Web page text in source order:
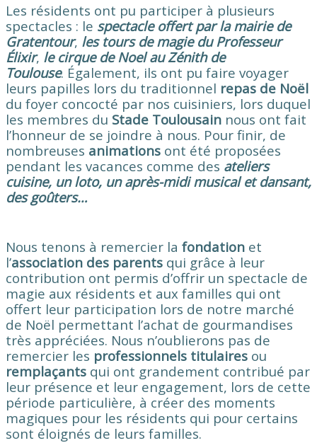
Les résidents ont pu participer à plusieurs
spectacles : le spectacle offert par la mairie de
Gratentour, les tours de magie du Professeur
Élixir, le cirque de Noel au Zénith de
Toulouse. Également, ils ont pu faire voyager
leurs papilles lors du traditionnel repas de Noël
du foyer concocté par nos cuisiniers, lors duquel
les membres du Stade Toulousain nous ont fait
l’honneur de se joindre à nous. Pour finir, de
nombreuses animations ont été proposées
pendant les vacances comme des ateliers
cuisine, un loto, un après-midi musical et dansant,
des goûters…
Nous tenons à remercier la fondation et
l’association des parents qui grâce à leur
contribution ont permis d’offrir un spectacle de
magie aux résidents et aux familles qui ont
offert leur participation lors de notre marché
de Noël permettant l’achat de gourmandises
très appréciées. Nous n’oublierons pas de
remercier les professionnels titulaires ou
remplaçants qui ont grandement contribué par
leur présence et leur engagement, lors de cette
période particulière, à créer des moments
magiques pour les résidents qui pour certains
sont éloignés de leurs familles.